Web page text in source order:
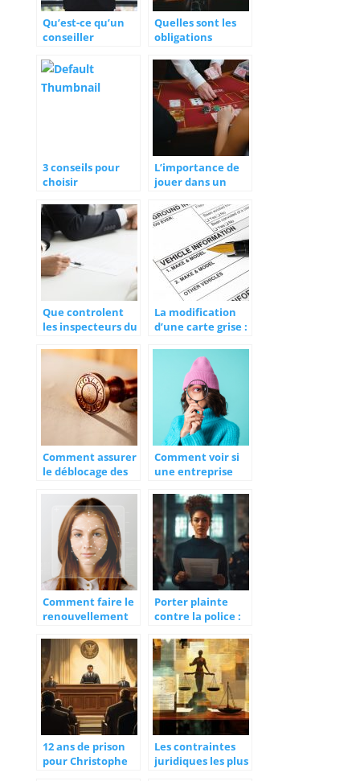
Qu’est-ce qu’un
conseiller
Quelles sont les
obligations
connaître pour
conduire une
voiture ?
3 conseils pour
choisir
assurance auto
L’importance de
jouer dans un
agree
Que controlent
les inspecteurs du
La modification
d’une carte grise :
Comment assurer
le déblocage des
succession chez le
notaire ?
Comment voir si
une entreprise
Comment faire le
renouvellement
vol de votre carte
d’identite ?
Porter plainte
contre la police :
pour faire valoir
vos droits face
aux abus
12 ans de prison
pour Christophe
Les contraintes
juridiques les plus